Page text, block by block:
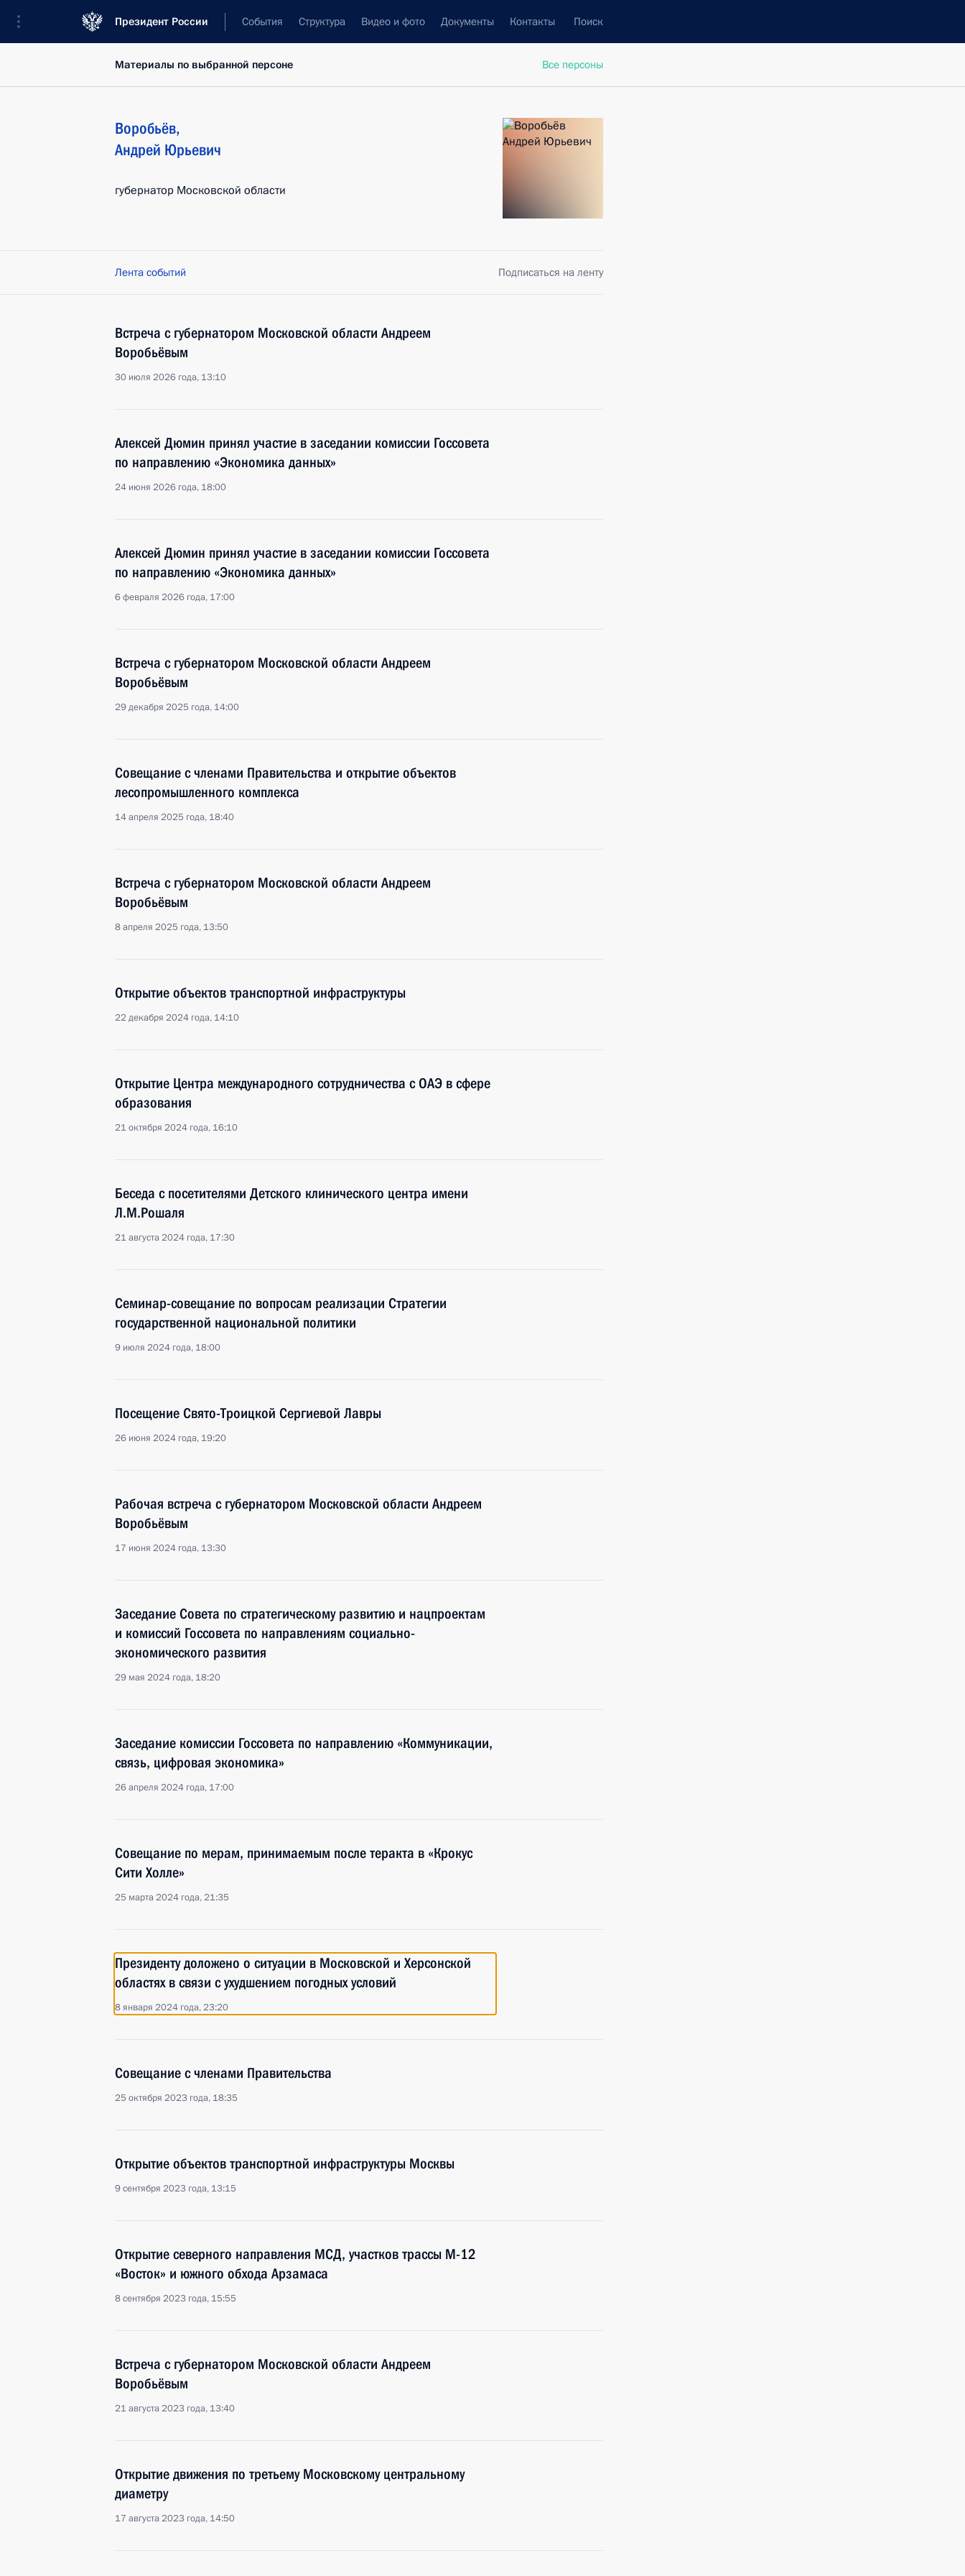
Президент России События Структура Видео и фото Документы Контакты Поиск
Все персоны
Материалы по выбранной персоне
Воробьёв,
Андрей Юрьевич
губернатор Московской области
Лента событий Подписаться на ленту
Встреча с губернатором Московской области Андреем
Воробьёвым
30 июля 2026 года, 13:10
Алексей Дюмин принял участие в заседании комиссии Госсовета
по направлению «Экономика данных»
24 июня 2026 года, 18:00
Алексей Дюмин принял участие в заседании комиссии Госсовета
по направлению «Экономика данных»
6 февраля 2026 года, 17:00
Встреча с губернатором Московской области Андреем
Воробьёвым
29 декабря 2025 года, 14:00
Совещание с членами Правительства и открытие объектов
лесопромышленного комплекса
14 апреля 2025 года, 18:40
Встреча с губернатором Московской области Андреем
Воробьёвым
8 апреля 2025 года, 13:50
Открытие объектов транспортной инфраструктуры
22 декабря 2024 года, 14:10
Открытие Центра международного сотрудничества с ОАЭ в сфере
образования
21 октября 2024 года, 16:10
Беседа с посетителями Детского клинического центра имени
Л.М.Рошаля
21 августа 2024 года, 17:30
Семинар-совещание по вопросам реализации Стратегии
государственной национальной политики
9 июля 2024 года, 18:00
Посещение Свято-Троицкой Сергиевой Лавры
26 июня 2024 года, 19:20
Рабочая встреча с губернатором Московской области Андреем
Воробьёвым
17 июня 2024 года, 13:30
Заседание Совета по стратегическому развитию и нацпроектам
и комиссий Госсовета по направлениям социально-
экономического развития
29 мая 2024 года, 18:20
Заседание комиссии Госсовета по направлению «Коммуникации,
связь, цифровая экономика»
26 апреля 2024 года, 17:00
Совещание по мерам, принимаемым после теракта в «Крокус
Сити Холле»
25 марта 2024 года, 21:35
Президенту доложено о ситуации в Московской и Херсонской
областях в связи с ухудшением погодных условий
8 января 2024 года, 23:20
Совещание с членами Правительства
25 октября 2023 года, 18:35
Открытие объектов транспортной инфраструктуры Москвы
9 сентября 2023 года, 13:15
Открытие северного направления МСД, участков трассы М-12
«Восток» и южного обхода Арзамаса
8 сентября 2023 года, 15:55
Встреча с губернатором Московской области Андреем
Воробьёвым
21 августа 2023 года, 13:40
Открытие движения по третьему Московскому центральному
диаметру
17 августа 2023 года, 14:50